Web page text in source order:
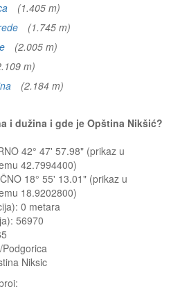
(1.405 m)
(1.745 m)
(2.005 m)
m)
(2.184 m)
i dužina i gde je Opština Nikšić?
42° 47' 57.98" (prikaz u
42.7994400)
18° 55' 13.01" (prikaz u
18.9202800)
0 metara
56970
Niksic